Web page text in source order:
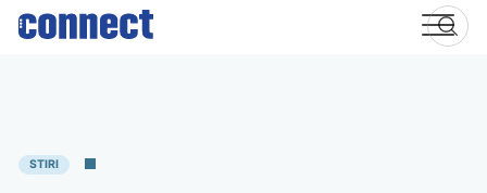
Skip
STIRI